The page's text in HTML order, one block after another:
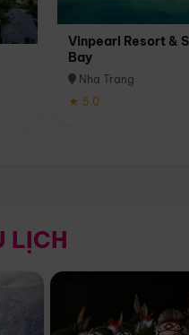
Vinpearl Resort &
Bay
Nha Trang
★ 5.0
LỊCH